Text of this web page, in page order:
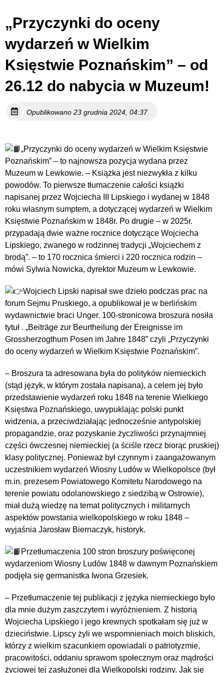
„Przyczynki do oceny
wydarzeń w Wielkim
Księstwie Poznańskim” – od
26.12 do nabycia w Muzeum!
Opublikowano 23 grudnia 2024, 04:37
„Przyczynki do oceny wydarzeń w Wielkim Księstwie
Poznańskim” – to najnowsza pozycja wydana przez
Muzeum w Lewkowie. – Książka jest niezwykła z kilku
powodów. To pierwsze tłumaczenie całości książki
napisanej przez Wojciecha III Lipskiego i wydanej w 1848
roku własnym sumptem, a dotyczącej wydarzeń w Wielkim
Księstwie Poznańskim w 1848r. Po drugie – w 2025r.
przypadają dwie ważne rocznice dotyczące Wojciecha
Lipskiego, zwanego w rodzinnej tradycji „Wojciechem z
brodą”. – to 170 rocznica śmierci i 220 rocznica rodzin –
mówi Sylwia Nowicka, dyrektor Muzeum w Lewkowie.
Wojciech Lipski napisał swe dzieło podczas prac na
forum Sejmu Pruskiego, a opublikował je w berlińskim
wydawnictwie braci Unger. 100-stronicowa broszura nosiła
tytuł . „Beiträge zur Beurtheilung der Ereignisse im
Grossherzogthum Posen im Jahre 1848” czyli „Przyczynki
do oceny wydarzeń w Wielkim Księstwie Poznańskim”.
– Broszura ta adresowana była do polityków niemieckich
(stąd język, w którym została napisana), a celem jej było
przedstawienie wydarzeń roku 1848 na terenie Wielkiego
Księstwa Poznańskiego, uwypuklając polski punkt
widzenia, a przeciwdziałając jednocześnie antypolskiej
propagandzie, oraz pozyskanie życzliwości przynajmniej
części ówczesnej niemieckiej (a ściśle rzecz biorąc pruskiej)
klasy politycznej. Ponieważ był czynnym i zaangażowanym
uczestnikiem wydarzeń Wiosny Ludów w Wielkopolsce (był
m.in. prezesem Powiatowego Komitetu Narodowego na
terenie powiatu odolanowskiego z siedzibą w Ostrowie),
miał dużą wiedzę na temat politycznych i militarnych
aspektów powstania wielkopolskiego w roku 1848 –
wyjaśnia Jarosław Biernaczyk, historyk.
Przetłumaczenia 100 stron broszury poświęconej
wydarzeniom Wiosny Ludów 1848 w dawnym Poznańskiem
podjęła się germanistka Iwona Grzesiek.
– Przetłumaczenie tej publikacji z języka niemieckiego było
dla mnie dużym zaszczytem i wyróżnieniem. Z historią
Wojciecha Lipskiego i jego krewnych spotkałam się już w
dzieciństwie. Lipscy żyli we wspomnieniach moich bliskich,
którzy z wielkim szacunkiem opowiadali o patriotyzmie,
pracowitości, oddaniu sprawom społecznym oraz mądrości
życiowej tej zasłużonej dla Wielkopolski rodziny. Jak się